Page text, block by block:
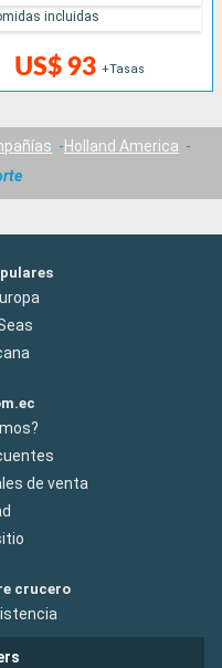
US$ 93 +Tasas
incluidas
Holland America
de venta
crucero